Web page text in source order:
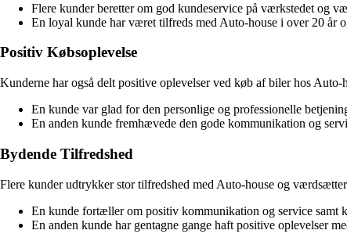
Flere kunder beretter om god kundeservice på værkstedet og
En loyal kunde har været tilfreds med Auto-house i over 20 år
Positiv Købsoplevelse
Kunderne har også delt positive oplevelser ved køb af biler hos Auto-
En kunde var glad for den personlige og professionelle
En anden kunde fremhævede den gode kommunikation og
Bydende Tilfredshed
Flere kunder udtrykker stor tilfredshed med Auto-house og
En kunde fortæller om positiv kommunikation og service samt
En anden kunde har gentagne gange haft positive oplevelser